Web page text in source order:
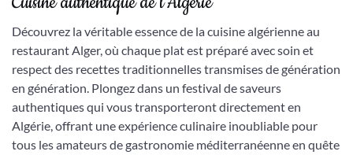
Découvrez la véritable essence de la cuisine algérienne au
restaurant Alger, où chaque plat est préparé avec soin et
respect des recettes traditionnelles transmises de génération
en génération. Plongez dans un festival de saveurs
authentiques qui vous transporteront directement en
Algérie, offrant une expérience culinaire inoubliable pour
tous les amateurs de gastronomie méditerranéenne en quête